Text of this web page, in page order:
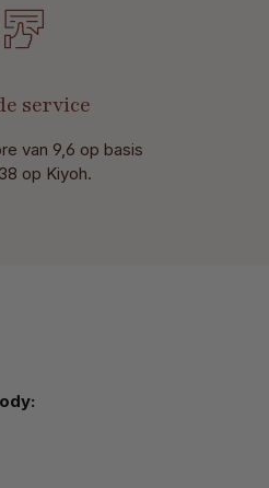
service
van 9,6 op basis
op Kiyoh.